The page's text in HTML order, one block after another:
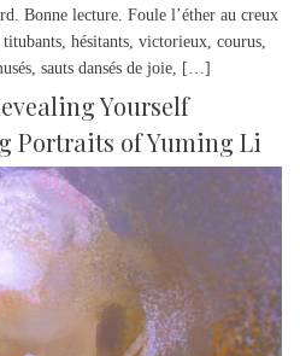
Bonne lecture. Foule l’éther au creux
titubants, hésitants, victorieux, courus,
sauts dansés de joie, […]
Yourself
Portraits of Yuming Li